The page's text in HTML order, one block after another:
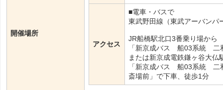
開催場所
アクセス
■電車・バスで
東武野田線（東武アーバン
JR船橋駅北口3番乗り場から
「新京成バス 船03系統 二
または新京成電鉄鎌ヶ谷大仏
「新京成バス 船03系統 二
斎場前」で下車、徒歩1分